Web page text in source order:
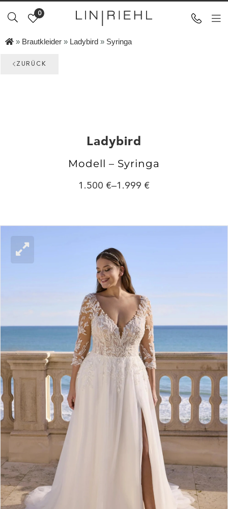
0
» Brautkleider » Ladybird » Syringa
ZURÜCK
Ladybird
Modell – Syringa
1.500 –1.999